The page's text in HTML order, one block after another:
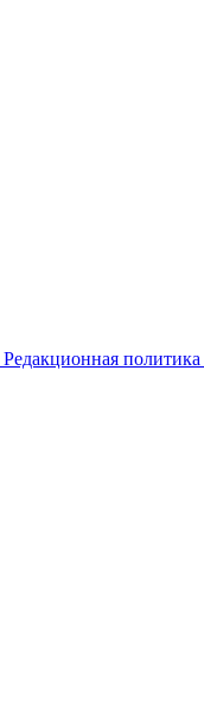
Редакционная политика